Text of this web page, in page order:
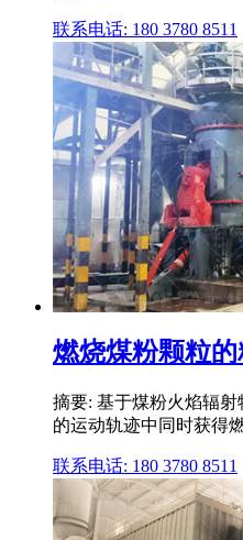
联系电话: 180 3780 8511
燃烧煤粉颗粒
摘要: 基于煤粉火焰辐
的运动轨迹中同时获得
联系电话: 180 3780 8511